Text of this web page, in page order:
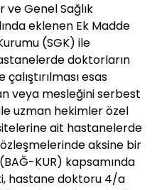
ve Genel Sağlık
eklenen Ek Madde
(SGK) ile
doktorların
esas
veya mesleğini serbest
uzman hekimler özel
ait hastanelerde
aksine bir
KUR) kapsamında
hastane doktoru 4/a